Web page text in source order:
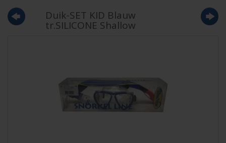
Duik-SET KID Blauw
tr.SILICONE Shallow